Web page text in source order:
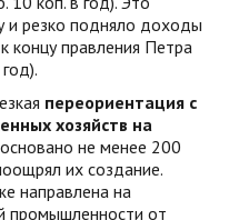
и резко подняло доходы
концу правления Петра
переориентация с
хозяйств на
не менее 200
их соз­дание.
направлена на
промышленности от